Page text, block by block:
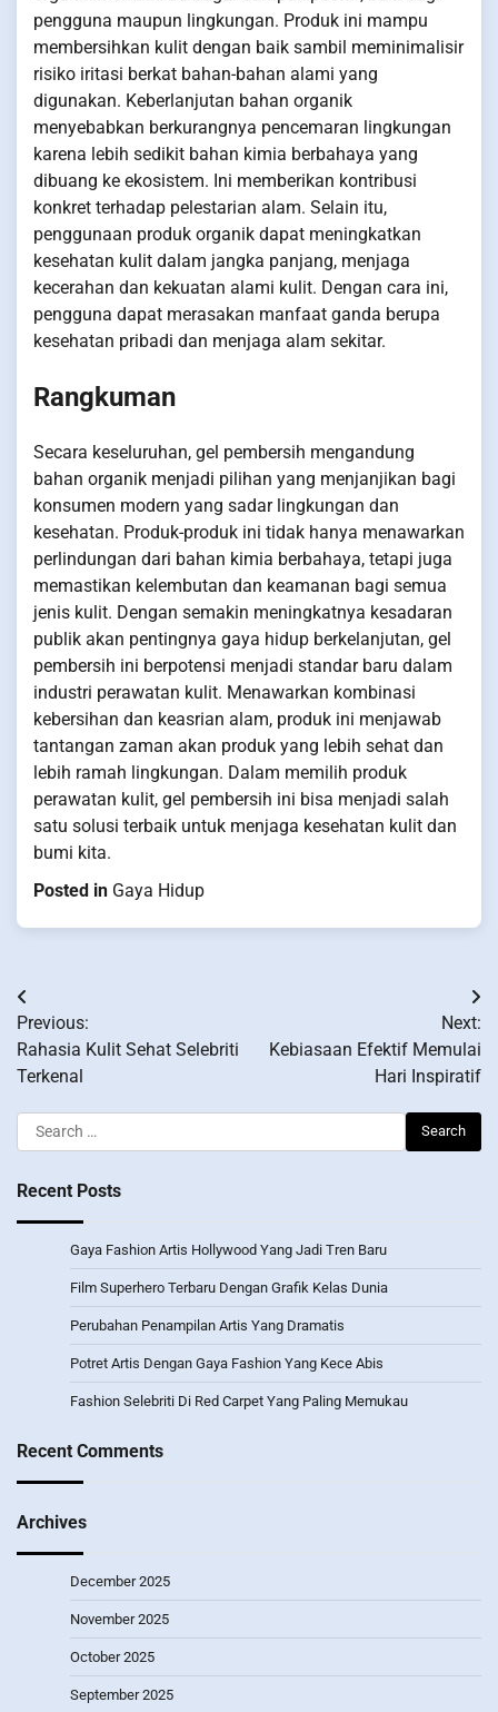
pengguna maupun lingkungan. Produk ini mampu
membersihkan kulit dengan baik sambil meminimalisir
risiko iritasi berkat bahan-bahan alami yang
digunakan. Keberlanjutan bahan organik
menyebabkan berkurangnya pencemaran lingkungan
karena lebih sedikit bahan kimia berbahaya yang
dibuang ke ekosistem. Ini memberikan kontribusi
konkret terhadap pelestarian alam. Selain itu,
penggunaan produk organik dapat meningkatkan
kesehatan kulit dalam jangka panjang, menjaga
kecerahan dan kekuatan alami kulit. Dengan cara ini,
pengguna dapat merasakan manfaat ganda berupa
kesehatan pribadi dan menjaga alam sekitar.
Rangkuman
Secara keseluruhan, gel pembersih mengandung
bahan organik menjadi pilihan yang menjanjikan bagi
konsumen modern yang sadar lingkungan dan
kesehatan. Produk-produk ini tidak hanya menawarkan
perlindungan dari bahan kimia berbahaya, tetapi juga
memastikan kelembutan dan keamanan bagi semua
jenis kulit. Dengan semakin meningkatnya kesadaran
publik akan pentingnya gaya hidup berkelanjutan, gel
pembersih ini berpotensi menjadi standar baru dalam
industri perawatan kulit. Menawarkan kombinasi
kebersihan dan keasrian alam, produk ini menjawab
tantangan zaman akan produk yang lebih sehat dan
lebih ramah lingkungan. Dalam memilih produk
perawatan kulit, gel pembersih ini bisa menjadi salah
satu solusi terbaik untuk menjaga kesehatan kulit dan
bumi kita.
Posted in Gaya Hidup
Post
navigation
Previous:
Rahasia Kulit Sehat Selebriti
Terkenal
Next:
Kebiasaan Efektif Memulai
Hari Inspiratif
Search
for:
Recent Posts
Gaya Fashion Artis Hollywood Yang Jadi Tren Baru
Film Superhero Terbaru Dengan Grafik Kelas Dunia
Perubahan Penampilan Artis Yang Dramatis
Potret Artis Dengan Gaya Fashion Yang Kece Abis
Fashion Selebriti Di Red Carpet Yang Paling Memukau
Recent Comments
Archives
December 2025
November 2025
October 2025
September 2025